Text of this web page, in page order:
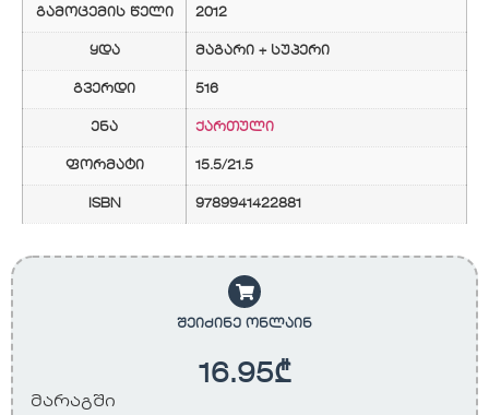
გამოცემის წელი 2012
ყდა მაგარი + სუპერი
გვერდი 516
ენა ქართული
ფორმატი 15.5/21.5
ISBN 9789941422881
შეიძინე ონლაინ
16.95₾
მარაგში